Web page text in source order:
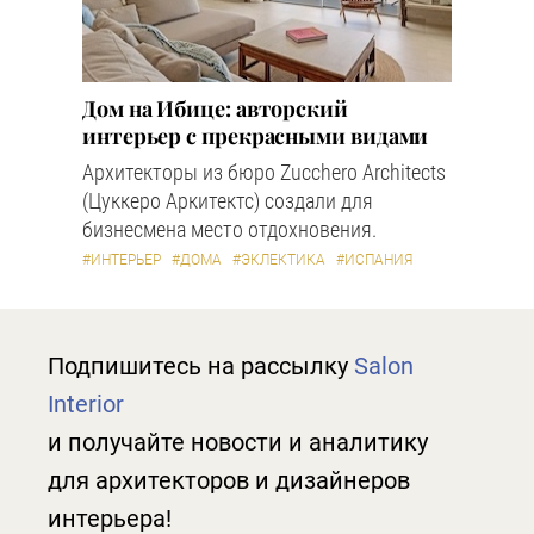
Дом на Ибице: авторский
интерьер с прекрасными видами
Архитекторы из бюро Zucchero Architects
(Цуккеро Аркитектс) создали для
бизнесмена место отдохновения.
#ИНТЕРЬЕР #ДОМА #ЭКЛЕКТИКА #ИСПАНИЯ
Подпишитесь на рассылку Salon
Interior
и получайте новости и аналитику
для архитекторов и дизайнеров
интерьера!